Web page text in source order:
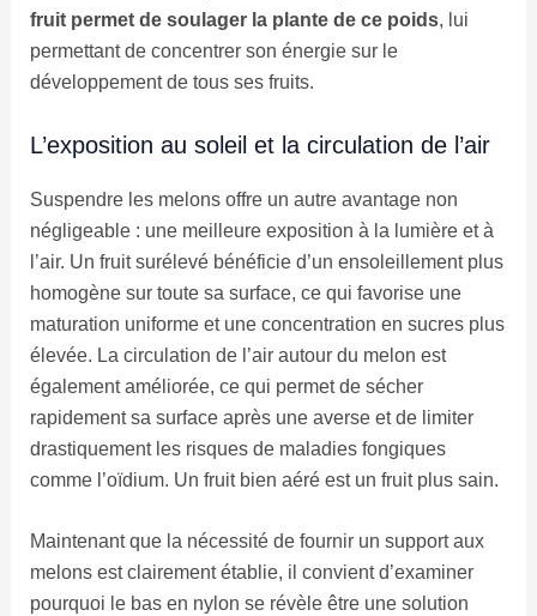
fruit permet de soulager la plante de ce poids, lui
permettant de concentrer son énergie sur le
développement de tous ses fruits.
L’exposition au soleil et la circulation de l’air
Suspendre les melons offre un autre avantage non
négligeable : une meilleure exposition à la lumière et à
l’air. Un fruit surélevé bénéficie d’un ensoleillement plus
homogène sur toute sa surface, ce qui favorise une
maturation uniforme et une concentration en sucres plus
élevée. La circulation de l’air autour du melon est
également améliorée, ce qui permet de sécher
rapidement sa surface après une averse et de limiter
drastiquement les risques de maladies fongiques
comme l’oïdium. Un fruit bien aéré est un fruit plus sain.
Maintenant que la nécessité de fournir un support aux
melons est clairement établie, il convient d’examiner
pourquoi le bas en nylon se révèle être une solution